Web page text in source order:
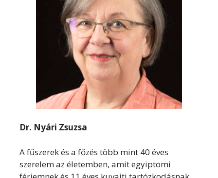
Dr. Nyári Zsuzsa
A fűszerek és a főzés több mint 40 éves
szerelem az életemben, amit egyiptomi